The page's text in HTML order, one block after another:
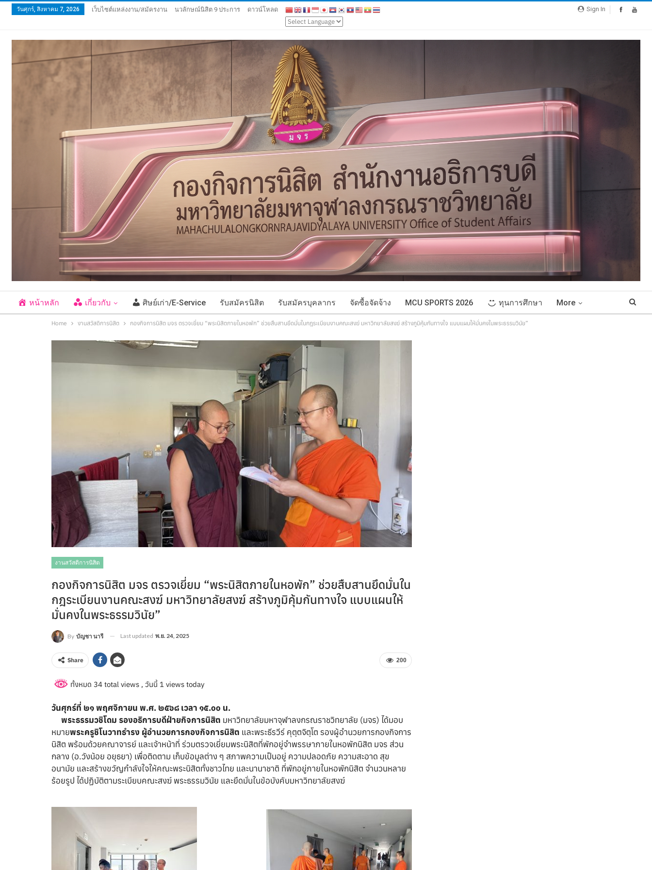
Sign In
วันศุกร์, สิงหาคม 7, 2026 เว็บไซต์แหล่งงาน/สมัครงาน นวลักษณ์นิสิต 9 ประการ ดาวน์โหลด
หน้าหลัก เกี่ยวกับ ศิษย์เก่า/E-Service รับสมัครนิสิต รับสมัครบุคลากร จัดซื้อจัดจ้าง MCU SPORTS 2026 ทุนการศึกษา More
Home งานสวัสดิการนิสิต กองกิจการนิสิต มจร ตรวจเยี่ยม “พระนิสิตภายในหอพัก” ช่วยสืบสานยึดมั่นในกฎระเบียนงานคณะสงฆ์ มหาวิทยาลัยสงฆ์ สร้างภูมิคุ้มกันทางใจ แบบแผนให้มั่นคงในพระธรรมวินัย”
งานสวัสดิการนิสิต
กองกิจการนิสิต มจร ตรวจเยี่ยม “พระนิสิตภายในหอพัก” ช่วยสืบสานยึดมั่นใน
กฎระเบียนงานคณะสงฆ์ มหาวิทยาลัยสงฆ์ สร้างภูมิคุ้มกันทางใจ แบบแผนให้
มั่นคงในพระธรรมวินัย”
By บัญชา นารี Last updated พ.ย. 24, 2025
200
Share
ทั้งหมด 34 total views , วันนี้ 1 views today
วันศุกร์ที่ ๒๑ พฤศจิกายน พ.ศ. ๒๕๖๘ เวลา ๑๕.๐๐ น.
พระธรรมวชิโดม รองอธิการบดีฝ่ายกิจการนิสิต มหาวิทยาลัยมหาจุฬาลงกรณราชวิทยาลัย (มจร) ได้มอบ
หมายพระครูชิโนวาทธำรง ผู้อำนวยการกองกิจการนิสิต และพระธีรวีร์ คุตฺตจิตฺโต รองผู้อำนวยการกองกิจการ
นิสิต พร้อมด้วยคณาจารย์ และเจ้าหน้าที่ ร่วมตรวจเยี่ยมพระนิสิตที่พักอยู่จำพรรษาภายในหอพักนิสิต มจร ส่วน
กลาง (อ.วังน้อย อยุธยา) เพื่อติดตาม เก็บข้อมูลต่าง ๆ สภาพความเป็นอยู่ ความปลอดภัย ความสะอาด สุข
อนามัย และสร้างขวัญกำลังใจให้คณะพระนิสิตทั้งชาวไทย และนานาชาติ ที่พักอยู่ภายในหอพักนิสิต จำนวนหลาย
ร้อยรูป ได้ปฏิบัติตามระเบียบคณะสงฆ์ พระธรรมวินัย และยึดมั่นในข้อบังคับมหาวิทยาลัยสงฆ์